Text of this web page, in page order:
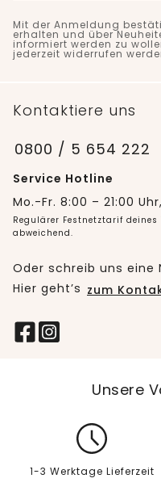
Mit der Anmeldung
erhalten und über
informiert werden zu
jederzeit widerrufen
Kontaktiere uns
0800 / 5 654 222
Service Hotline
Mo.-Fr. 8:00 – 21:00
Regulärer Festnetztarif
abweichend.
Oder schreib uns eine
Hier geht’s zum
Unsere
1-3 Werktage Lieferzeit